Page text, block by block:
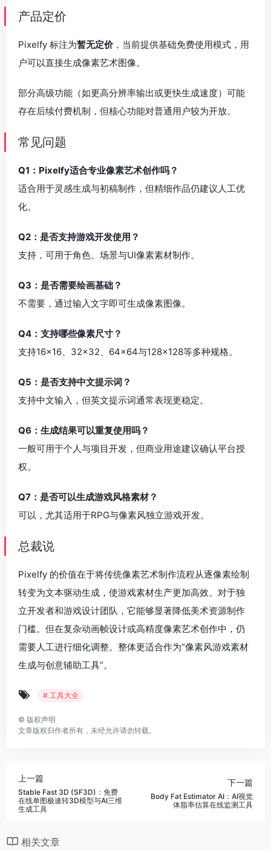
产品定价
Pixelfy 标注为暂无定价，当前提供基础免费使用模式，用
户可以直接生成像素艺术图像。
部分高级功能（如更高分辨率输出或更快生成速度）可能
存在后续付费机制，但核心功能对普通用户较为开放。
常见问题
Q1：Pixelfy适合专业像素艺术创作吗？
适合用于灵感生成与初稿制作，但精细作品仍建议人工优
化。
Q2：是否支持游戏开发使用？
支持，可用于角色、场景与UI像素素材制作。
Q3：是否需要绘画基础？
不需要，通过输入文字即可生成像素图像。
Q4：支持哪些像素尺寸？
支持16×16、32×32、64×64与128×128等多种规格。
Q5：是否支持中文提示词？
支持中文输入，但英文提示词通常表现更稳定。
Q6：生成结果可以重复使用吗？
一般可用于个人与项目开发，但商业用途建议确认平台授
权。
Q7：是否可以生成游戏风格素材？
可以，尤其适用于RPG与像素风独立游戏开发。
总裁说
Pixelfy 的价值在于将传统像素艺术制作流程从逐像素绘制
转变为文本驱动生成，使游戏素材生产更加高效。对于独
立开发者和游戏设计团队，它能够显著降低美术资源制作
门槛。但在复杂动画帧设计或高精度像素艺术创作中，仍
需要人工进行细化调整。整体更适合作为“像素风游戏素材
生成与创意辅助工具”。
# 工具大全
© 版权声明
文章版权归作者所有，未经允许请勿转载。
上一篇
Stable Fast 3D (SF3D)：免费
在线单图极速转3D模型与AI三维
生成工具
下一篇
Body Fat Estimator AI：AI视觉
体脂率估算在线监测工具
相关文章